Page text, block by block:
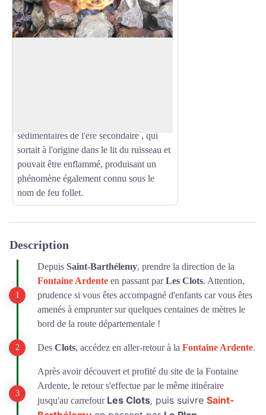
sédimentaires de l'ère secondaire , qui
sortait à l'origine dans le lit du ruisseau et
pouvait être enflammé, produisant un
phénomène également connu sous le
nom de feu follet.
Description
Depuis Saint-Barthélemy, prendre la direction de la
Fontaine Ardente en passant parLes Clots. Attention,
prudence si vous êtes accompagné d'enfants car vous êtes
amenés à emprunter sur quelques centaines de mètres le
bord de la route départementale !
Des Clots, accédez en aller-retour à la Fontaine Ardente.
Après avoir découvert et profité du site de la Fontaine
Ardente, le retour s'effectue par le même itinéraire
jusqu'au carrefour Les Clots, puis suivre Saint-